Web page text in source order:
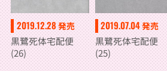
2019.12.28 発売
黒鷺死体宅配便
(26)
2019.07.04発売
黒鷺死体宅配便
(25)